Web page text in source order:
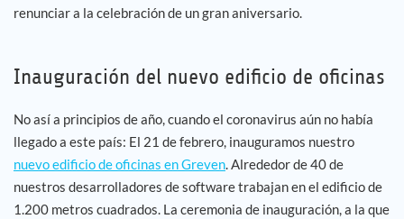
renunciar a la celebración de un gran aniversario.
Inauguración del nuevo edificio de oficinas
No así a principios de año, cuando el coronavirus aún no había
llegado a este país: El 21 de febrero, inauguramos nuestro
nuevo edificio de oficinas en Greven. Alrededor de 40 de
nuestros desarrolladores de software trabajan en el edificio de
1.200 metros cuadrados. La ceremonia de inauguración, a la que